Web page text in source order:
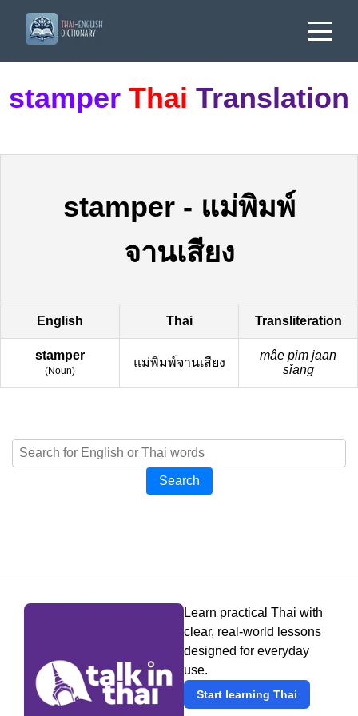
stamper Thai Translation
stamper- แม่พิมพ์
จานเสียง
English Thai Transliteration
stamper
(Noun)
แม่พิมพ์จานเสียง
mâe pim jaan
sǐang
Search
Learn practical Thai with
clear, real-world lessons
designed for everyday
use.
Start learning Thai